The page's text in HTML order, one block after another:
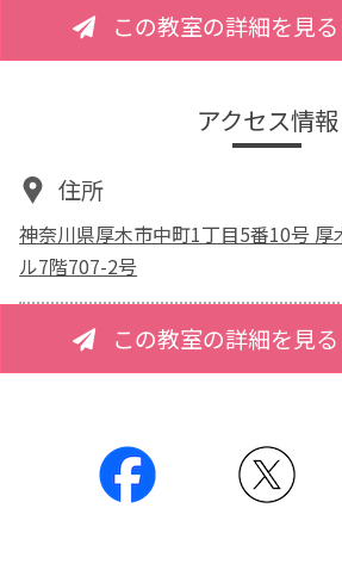
この教室の詳細を見る
アクセス情報
住所
神奈川県厚木市中町1丁目5番10号 厚
ル7階707-2号
この教室の詳細を見る